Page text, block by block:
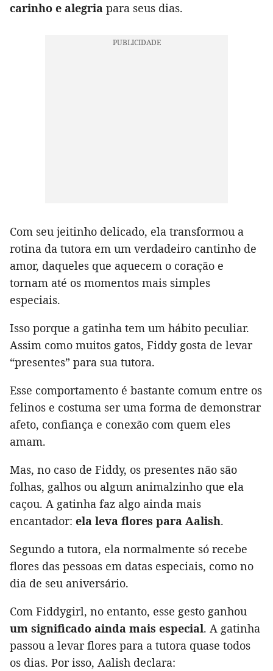
carinho e alegria para seus dias.
Com seu jeitinho delicado, ela transformou a
rotina da tutora em um verdadeiro cantinho de
amor, daqueles que aquecem o coração e
tornam até os momentos mais simples
especiais.
Isso porque a gatinha tem um hábito peculiar.
Assim como muitos gatos, Fiddy gosta de levar
“presentes” para sua tutora.
Esse comportamento é bastante comum entre os
felinos e costuma ser uma forma de demonstrar
afeto, confiança e conexão com quem eles
amam.
Mas, no caso de Fiddy, os presentes não são
folhas, galhos ou algum animalzinho que ela
caçou. A gatinha faz algo ainda mais
encantador: ela leva flores para Aalish.
Segundo a tutora, ela normalmente só recebe
flores das pessoas em datas especiais, como no
dia de seu aniversário.
Com Fiddygirl, no entanto, esse gesto ganhou
um significado ainda mais especial. A gatinha
passou a levar flores para a tutora quase todos
os dias. Por isso, Aalish declara: